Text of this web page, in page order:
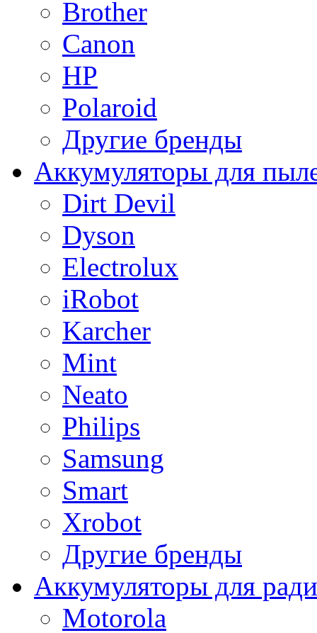
Brother
Canon
HP
Polaroid
Другие бренды
Аккумуляторы для
Dirt Devil
Dyson
Electrolux
iRobot
Karcher
Mint
Neato
Philips
Samsung
Smart
Xrobot
Другие бренды
Аккумуляторы для
Motorola